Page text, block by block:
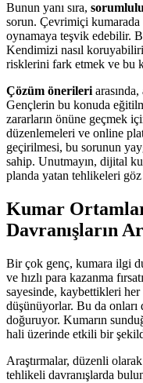
Bunun yanı sıra,
sorun. Çevrimiçi
oynamaya teşvik edebilir.
Kendimizi nasıl
risklerini fark etmek ve bu
Çözüm önerileri
Gençlerin bu konuda
zararların önüne geçmek
düzenlemeleri ve online
geçirilmesi, bu sorunun
sahip. Unutmayın, dijital
planda yatan tehlikeleri göz
Kumar
Davranışların
Bir çok genç, kumara ilgi
ve hızlı para kazanma
sayesinde, kaybettikleri her
düşünüyorlar. Bu da onları
doğuruyor. Kumarın
hali üzerinde etkili bir
Araştırmalar, düzenli
tehlikeli davranışlarda